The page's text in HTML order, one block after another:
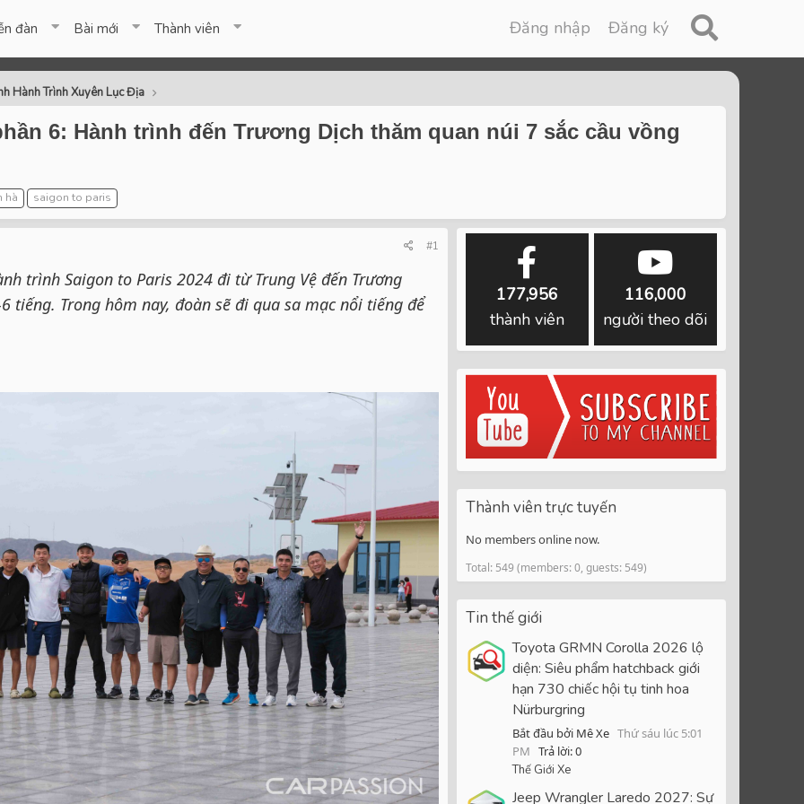
đàn Bài mới Thành viên Đăng nhập Đăng ký
Hành Trình Xuyên Lục Địa
6: Hành trình đến Trương Dịch thăm quan núi 7 sắc cầu vồng
hà saigon to paris
#1
trình Saigon to Paris 2024 đi từ Trung Vệ đến Trương
tiếng. Trong hôm nay, đoàn sẽ đi qua sa mạc nổi tiếng để
177,956
thành viên
116,000
người theo dõi
Thành viên trực tuyến
No members online now.
Total: 549 (members: 0, guests: 549)
Tin thế giới
Toyota GRMN Corolla 2026 lộ
diện: Siêu phẩm hatchback giới
hạn 730 chiếc hội tụ tinh hoa
Nürburgring
Bắt đầu bởi Mê Xe Thứ sáu lúc 5:01
PM Trả lời: 0
Thế Giới Xe
Jeep Wrangler Laredo 2027: Sự